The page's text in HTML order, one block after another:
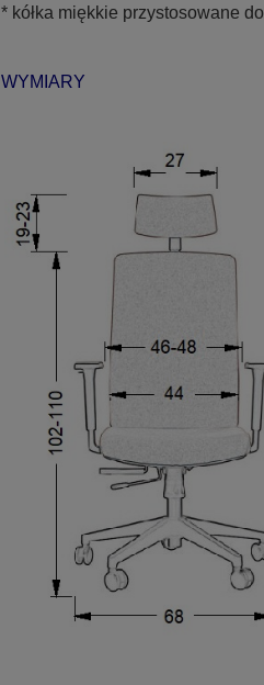
* kółka miękkie przystosowane
WYMIARY